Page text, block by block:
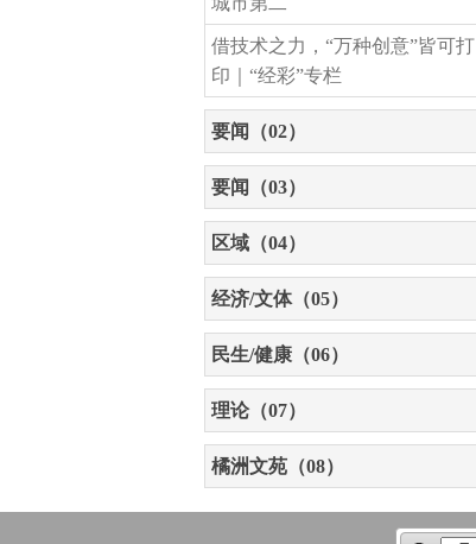
借技术之力，“万种创意”皆可打
印｜“经彩”专栏
要闻（02）
要闻（03）
区域（04）
经济/文体（05）
民生/健康（06）
理论（07）
橘洲文苑（08）